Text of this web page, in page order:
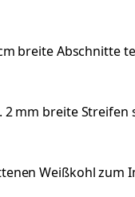
breite Abschnitte
2 mm breite Streifen
Weißkohl zum